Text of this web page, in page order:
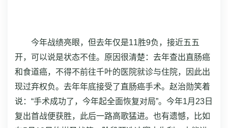
今年战绩亮眼，但去年仅是11胜9负，接近五五
开，可以说是状态不佳。原因很清楚：去年查出直肠癌
和食道癌，不得不前往千叶的医院就诊与住院，因此出
现过弃权负。去年年底接受了直肠癌手术。赵治勋笑着
说：“手术成功了，今年起全面恢复对局”。今年1月23日
复出首战便获胜，此后一路高歌猛进。也有遗憾，比如